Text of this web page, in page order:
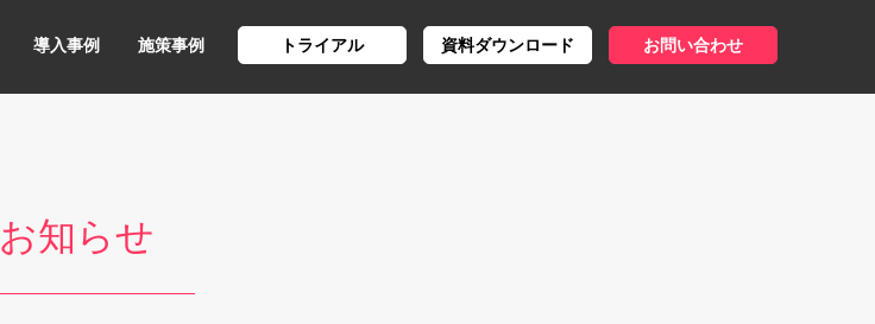
導入事例 施策事例 トライアル 資料ダウンロード お問い合わせ
お知らせ